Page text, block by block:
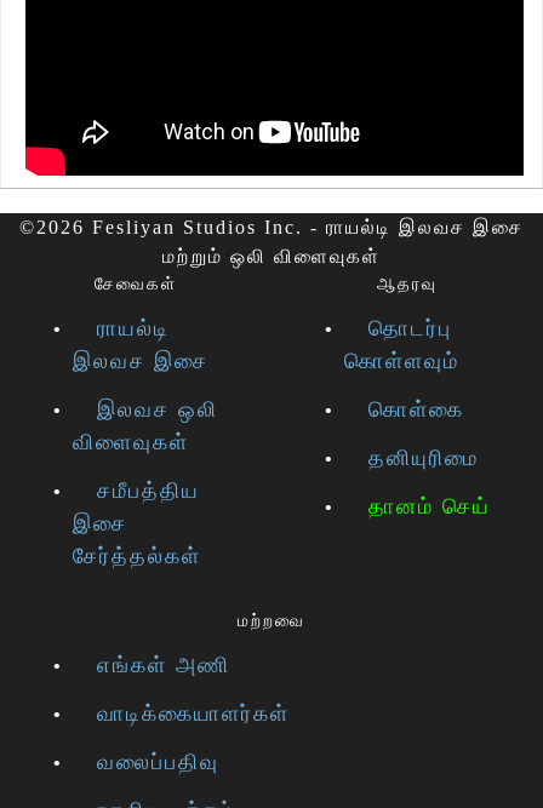
©2026 Fesliyan Studios Inc. - ராயல்டி இலவச இசை
மற்றும் ஒலி விளைவுகள்
சேவைகள்
ராயல்டி
இலவச இசை
இலவச ஒலி
விளைவுகள்
சமீபத்திய
இசை
சேர்த்தல்கள்
ஆதரவு
தொடர்பு
கொள்ளவும்
கொள்கை
தனியுரிமை
தானம் செய்
மற்றவை
எங்கள் அணி
வாடிக்கையாளர்கள்
வலைப்பதிவு